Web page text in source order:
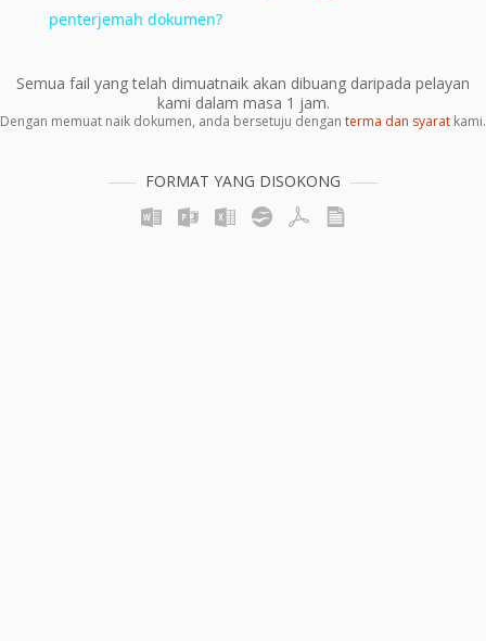
penterjemah dokumen?
Semua fail yang telah dimuatnaik akan dibuang daripada pelayan
kami dalam masa 1 jam.
Dengan memuat naik dokumen, anda bersetuju dengan terma dan syarat kami.
FORMAT YANG DISOKONG